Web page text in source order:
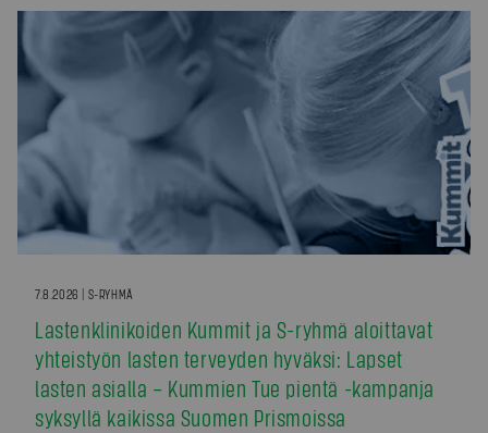
7.8.2026 | S-RYHMÄ
Lastenklinikoiden Kummit ja S-ryhmä aloittavat
yhteistyön lasten terveyden hyväksi: Lapset
lasten asialla – Kummien Tue pientä -kampanja
syksyllä kaikissa Suomen Prismoissa